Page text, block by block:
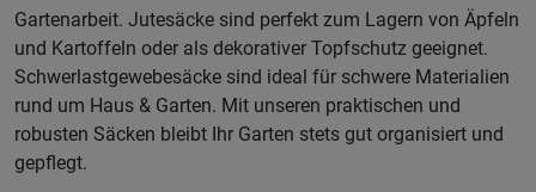
Gartenarbeit. Jutesäcke sind perfekt zum Lagern von Äpfeln
und Kartoffeln oder als dekorativer Topfschutz geeignet.
Schwerlastgewebesäcke sind ideal für schwere Materialien
rund um Haus & Garten. Mit unseren praktischen und
robusten Säcken bleibt Ihr Garten stets gut organisiert und
gepflegt.